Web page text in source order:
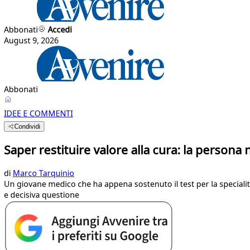
Abbonati
Accedi
August 9, 2026
Abbonati
IDEE E COMMENTI
Condividi
Saper restituire valore alla cura: la persona
di Marco Tarquinio
Un giovane medico che ha appena sostenuto il test per la
e decisiva questione